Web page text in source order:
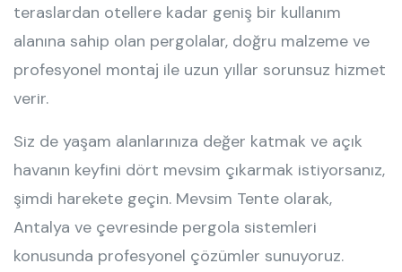
teraslardan otellere kadar geniş bir kullanım
alanına sahip olan pergolalar, doğru malzeme ve
profesyonel montaj ile uzun yıllar sorunsuz hizmet
verir.
Siz de yaşam alanlarınıza değer katmak ve açık
havanın keyfini dört mevsim çıkarmak istiyorsanız,
şimdi harekete geçin. Mevsim Tente olarak,
Antalya ve çevresinde pergola sistemleri
konusunda profesyonel çözümler sunuyoruz.